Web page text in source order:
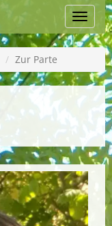
Zur Parte